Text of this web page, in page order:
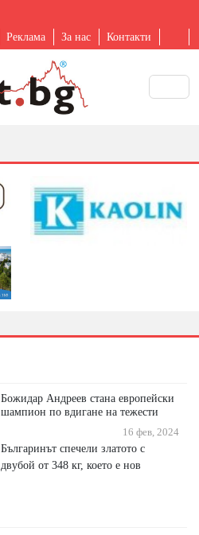
Реклама За нас Контакти
Божидар Андреев стана европейски
шампион по вдигане на тежести
16 фев, 2024
Българинът спечели златото с
двубой от 348 кг, което е нов